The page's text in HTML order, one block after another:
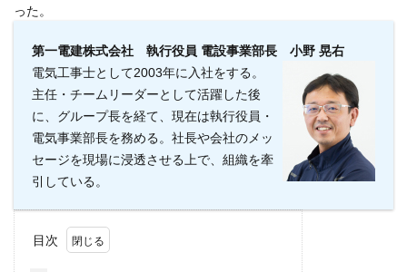
った。
第一電建株式会社 執行役員 電設事業部長 小野 晃右
電気工事士として2003年に入社をする。
主任・チームリーダーとして活躍した後
に、グループ長を経て、現在は執行役員・
電気事業部長を務める。社長や会社のメッ
セージを現場に浸透させる上で、組織を牽
引している。
目次